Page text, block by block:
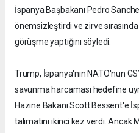
İspanya Başbakanı Pedro
önemsizleştirdi ve zirve
görüşme yaptığını söyledi.
Trump, İspanya'nın NATO'nun
savunma harcaması hedefine
Hazine Bakanı Scott Bessent'e
talimatını ikinci kez verdi. Ancak